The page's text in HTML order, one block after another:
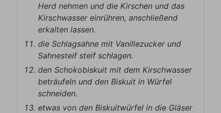
Herd nehmen und die Kirschen und das
Kirschwasser einrühren, anschließend
erkalten lassen.
die Schlagsahne mit Vanillezucker und
Sahnesteif steif schlagen.
den Schokobiskuit mit dem Kirschwasser
beträufeln und den Biskuit in Würfel
schneiden.
etwas von den Biskuitwürfel in die Gläser